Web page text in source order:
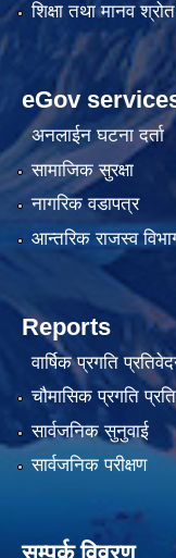
शिक्षा तथा मानव
eGov
अनलाईन घटना दर्ता
सामाजिक सुरक्षा
नागरिक वडापत्र
आन्तरिक राजस्व
Reports
वार्षिक प्रगति
चौमासिक प्रगति
सार्वजनिक सुनुवाई
सार्वजनिक परीक्षण